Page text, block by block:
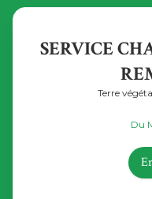
SERVICE
Terre
Du